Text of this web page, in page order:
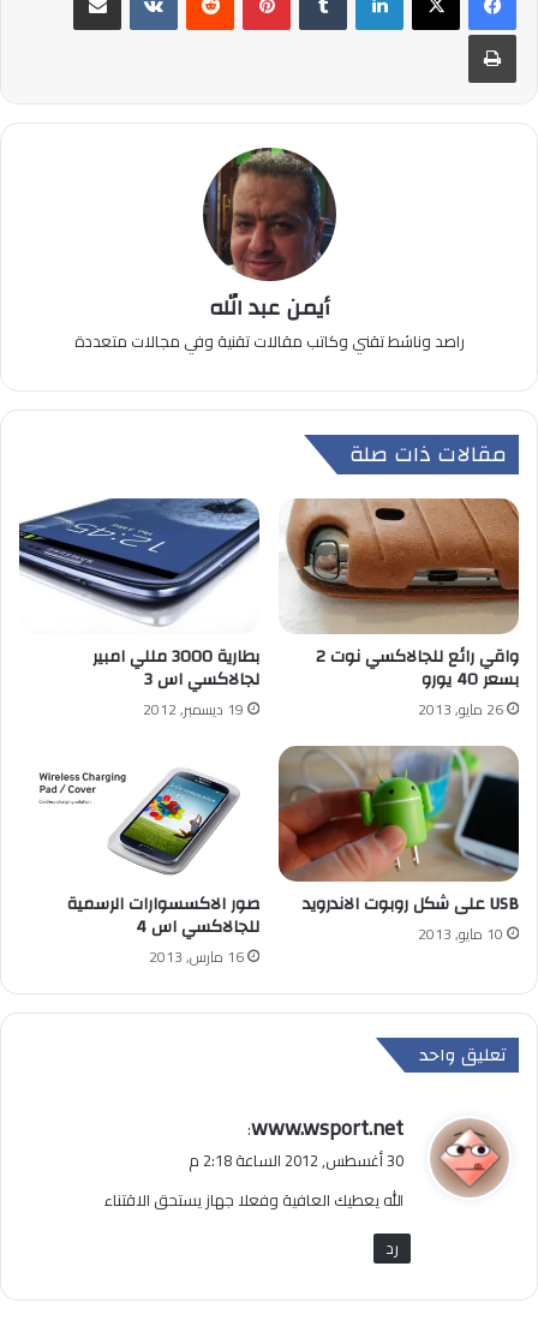
طباعة
أيمن عبد الله
راصد وناشط تقني وكاتب مقالات تقنية وفي مجالات متعددة
مقالات ذات صلة
واقي رائع للجالاكسي نوت 2
بسعر 40 يورو
26 مايو, 2013
بطارية 3000 مللي امبير
لجالاكسي اس 3
19 ديسمبر, 2012
USB على شكل روبوت الاندرويد
10 مايو, 2013
صور الاكسسوارات الرسمية
للجالاكسي اس 4
16 مارس, 2013
تعليق واحد
ي
ق
ل
www.wsport.net
:
30 أغسطس, 2012 الساعة 2:18 م
الله يعطيك العافية وفعلا جهاز يستحق الاقتناء
رد